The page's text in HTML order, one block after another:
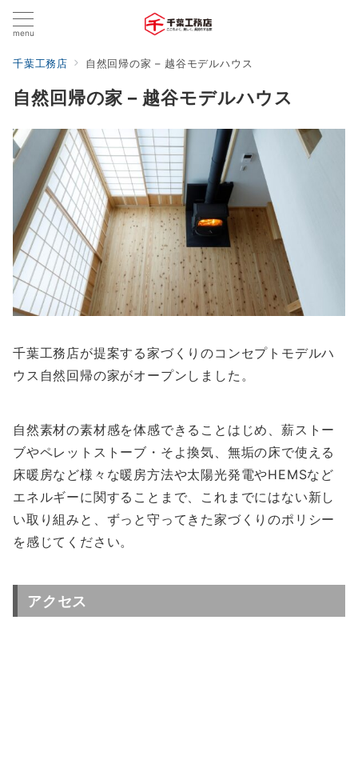
menu
千葉工務店 自然回帰の家 – 越谷モデルハウス
自然回帰の家 – 越谷モデルハウス
千葉工務店が提案する家づくりのコンセプトモデルハ
ウス自然回帰の家がオープンしました。
自然素材の素材感を体感できることはじめ、薪ストー
ブやペレットストーブ・そよ換気、無垢の床で使える
床暖房など様々な暖房方法や太陽光発電やHEMSなど
エネルギーに関することまで、これまでにはない新し
い取り組みと、ずっと守ってきた家づくりのポリシー
を感じてください。
アクセス